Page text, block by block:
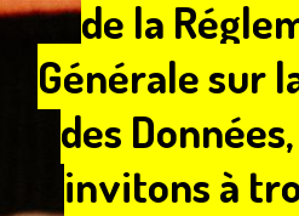
de la
Générale sur
des
invitons à